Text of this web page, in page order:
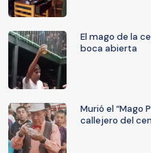
El mago de la
boca abierta
Murió el “Mago
callejero del